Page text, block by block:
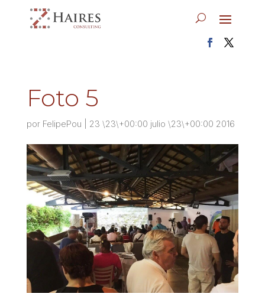
Foto 5
por FelipePou 23 \23\+00:00 julio \23\+00:00 2016